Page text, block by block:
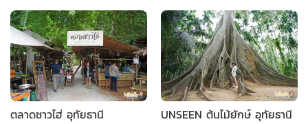
ตลาดซาวไฮ่ อุทัยธานี UNSEEN ต้นไม้ยักษ์ อุทัยธานี